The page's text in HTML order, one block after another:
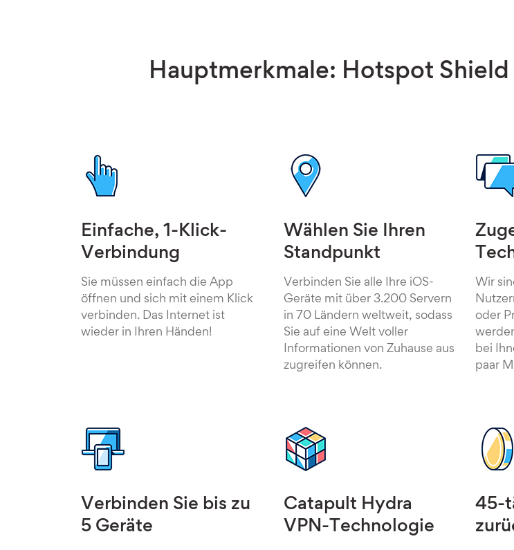
Hauptmerkmale: Hotspot
Einfache, 1-Klick-
Verbindung
Sie müssen einfach die App
öffnen und sich mit einem Klick
verbinden. Das Internet ist
wieder in Ihren Händen!
Wählen Sie Ihren
Standpunkt
Verbinden Sie alle Ihre iOS-
Geräte mit über 3.200 Servern
in 70 Ländern weltweit, sodass
Sie auf eine Welt voller
Informationen von Zuhause aus
zugreifen können.
Wir
oder
bei
paar
Verbinden Sie bis zu
5 Geräte
Catapult Hydra
VPN-Technologie
45-